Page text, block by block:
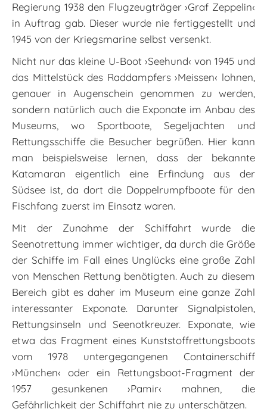
Regierung 1938 den Flugzeugträger ›Graf Zeppelin‹
in Auftrag gab. Dieser wurde nie fertiggestellt und
1945 von der Kriegsmarine selbst versenkt.
Nicht nur das kleine U-Boot ›Seehund‹ von 1945 und
das Mittelstück des Raddampfers ›Meissen‹ lohnen,
genauer in Augenschein genommen zu werden,
sondern natürlich auch die Exponate im Anbau des
Museums, wo Sportboote, Segeljachten und
Rettungsschiffe die Besucher begrüßen. Hier kann
man beispielsweise lernen, dass der bekannte
Katamaran eigentlich eine Erfindung aus der
Südsee ist, da dort die Doppelrumpfboote für den
Fischfang zuerst im Einsatz waren.
Mit der Zunahme der Schiffahrt wurde die
Seenotrettung immer wichtiger, da durch die Größe
der Schiffe im Fall eines Unglücks eine große Zahl
von Menschen Rettung benötigten. Auch zu diesem
Bereich gibt es daher im Museum eine ganze Zahl
interessanter Exponate. Darunter Signalpistolen,
Rettungsinseln und Seenotkreuzer. Exponate, wie
etwa das Fragment eines Kunststoffrettungsboots
vom 1978 untergegangenen Containerschiff
›München‹ oder ein Rettungsboot-Fragment der
1957 gesunkenen ›Pamir‹ mahnen, die
Gefährlichkeit der Schiffahrt nie zu unterschätzen.